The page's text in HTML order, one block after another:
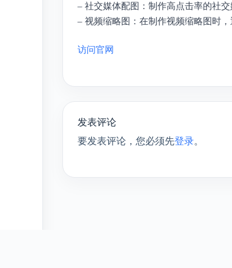
– 社交媒体配图：制作高点击率的社
– 视频缩略图：在制作视频缩略图时
访问官网
发表评论
要发表评论，您必须先登录。